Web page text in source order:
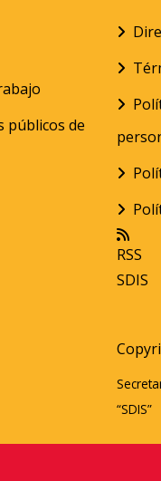
públicos de
RSS
SDIS
“SDIS”